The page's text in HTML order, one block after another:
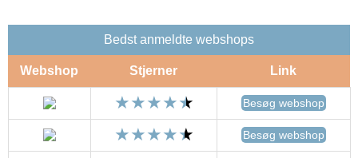
Bedst anmeldte webshops
Webshop Stjerner Link
Besøg webshop
Besøg webshop